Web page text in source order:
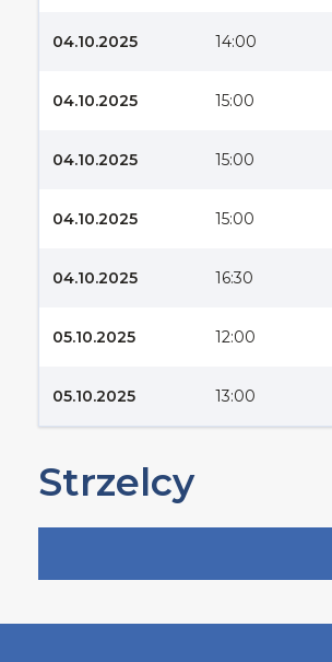
04.10.2025 14:00
04.10.2025 15:00
04.10.2025 15:00
04.10.2025 15:00
04.10.2025 16:30
05.10.2025 12:00
05.10.2025 13:00
Strzelcy